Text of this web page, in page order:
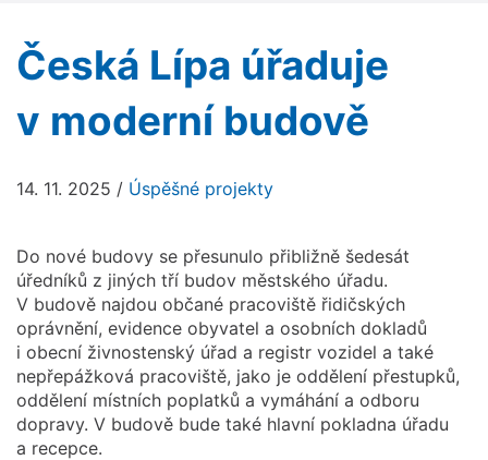
Česká Lípa úřaduje
v moderní budově
14. 11. 2025 / Úspěšné projekty
Do nové budovy se přesunulo přibližně šedesát
úředníků z jiných tří budov městského úřadu.
V budově najdou občané pracoviště řidičských
oprávnění, evidence obyvatel a osobních dokladů
i obecní živnostenský úřad a registr vozidel a také
nepřepážková pracoviště, jako je oddělení přestupků,
oddělení místních poplatků a vymáhání a odboru
dopravy. V budově bude také hlavní pokladna úřadu
a recepce.